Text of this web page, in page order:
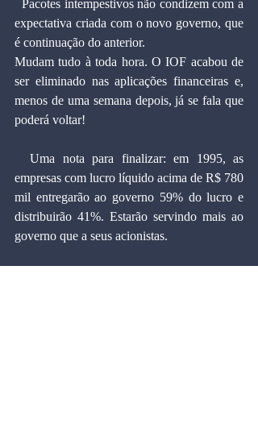
  Pacotes intempestivos não condizem com a
expectativa criada com o novo governo, que
é continuação do anterior.
Mudam tudo à toda hora. O IOF acabou de
ser eliminado nas aplicações financeiras e,
menos de uma semana depois, já se fala que
poderá voltar!
empresas com lucro líquido acima de R$ 780
mil entregarão ao governo 59% do lucro e
distribuirão 41%. Estarão servindo mais ao
governo que a seus acionistas.